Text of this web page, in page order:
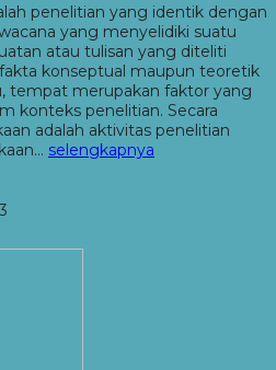
penelitian yang identik dengan
yang menyelidiki suatu
atau tulisan yang diteliti
konseptual maupun teoretik
tempat merupakan faktor yang
konteks penelitian. Secara
adalah aktivitas penelitian
selengkapnya